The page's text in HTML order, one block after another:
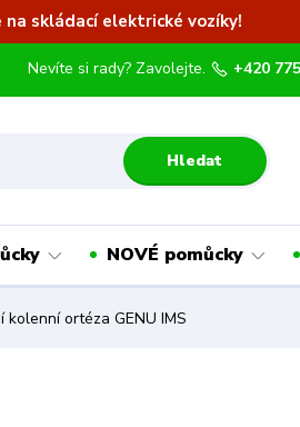
na skládací elektrické vozíky!
Hledat
Nevíte si rady? Zavolejte. +420
NOVÉ pomůcky
kolenní ortéza GENU IMS